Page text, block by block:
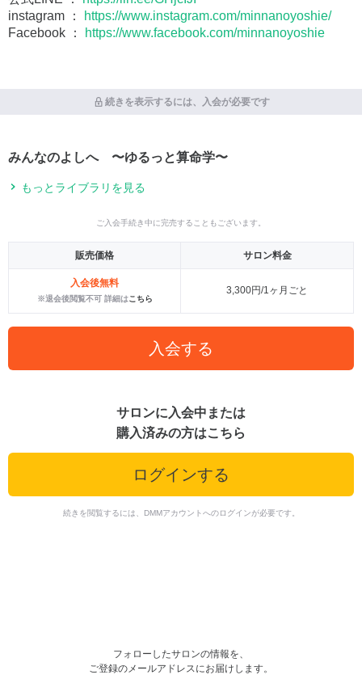
instagram ：
https://www.instagram.com/minnanoyoshie/
Facebook ：
https://www.facebook.com/minnanoyoshie
続きを表示するには、入会が必要です
みんなのよしへ 〜ゆるっと算命学〜
もっとライブラリを見る
ご入会手続き中に完売することもございます。
販売価格 サロン料金
入会後無料
※退会後閲覧不可 詳細はこちら
3,300円/1ヶ月ごと
入会する
サロンに入会中または
購入済みの方はこちら
ログインする
続きを閲覧するには、DMMアカウントへのログインが必要です。
フォローしたサロンの情報を、
ご登録のメールアドレスにお届けします。